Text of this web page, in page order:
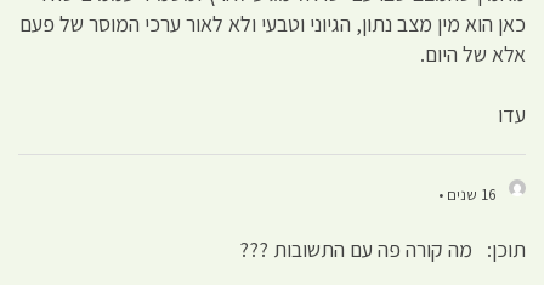
כאן הוא מין מצב נתון, הגיוני וטבעי ולא לאור ערכי המוסר של פעם
אלא של היום.
עדו
16 שנים •
תוכן: מה קורה פה עם התשובות ???